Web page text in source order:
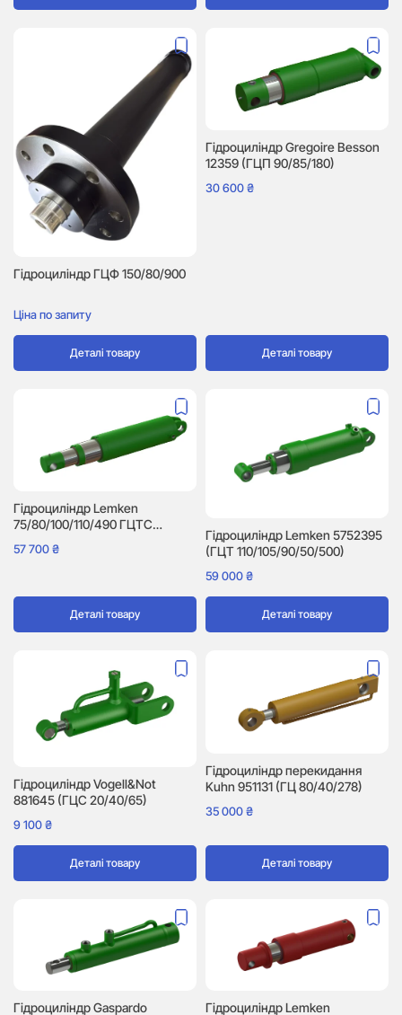
Гідроциліндр ГЦФ 150/80/900
Ціна по запиту
Деталі товару
Гідроциліндр Gregoire Besson
12359 (ГЦП 90/85/180)
30 600₴
Деталі товару
Гідроциліндр Lemken
75/80/100/110/490 ГЦТС
(5752302)
57 700₴
Деталі товару
Гідроциліндр Lemken 5752395
(ГЦТ 110/105/90/50/500)
59 000₴
Деталі товару
Гідроциліндр Vogell&Not
881645 (ГЦС 20/40/65)
9 100₴
Деталі товару
Гідроциліндр перекидання
Kuhn 951131 (ГЦ 80/40/278)
35 000₴
Деталі товару
Гідроциліндр Gaspardo Гідроциліндр Lemken